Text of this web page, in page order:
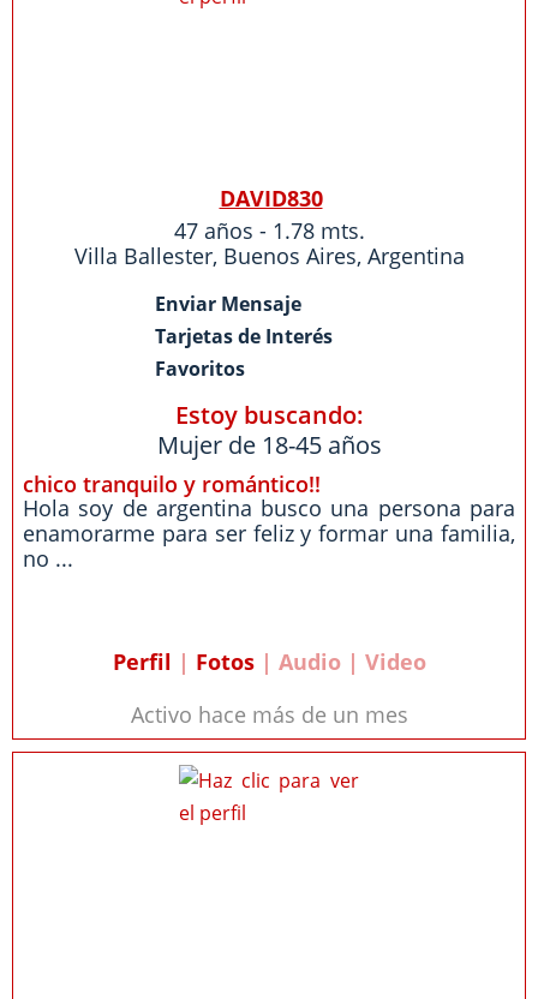
DAVID830
47 años - 1.78 mts.
Villa Ballester, Buenos Aires, Argentina
Enviar Mensaje
Tarjetas de Interés
Favoritos
Estoy buscando:
Mujer de 18-45 años
chico tranquilo y romántico!!
Hola soy de argentina busco una persona para
enamorarme para ser feliz y formar una familia,
no ...
Perfil | Fotos| Audio | Video
Activo hace más de un mes